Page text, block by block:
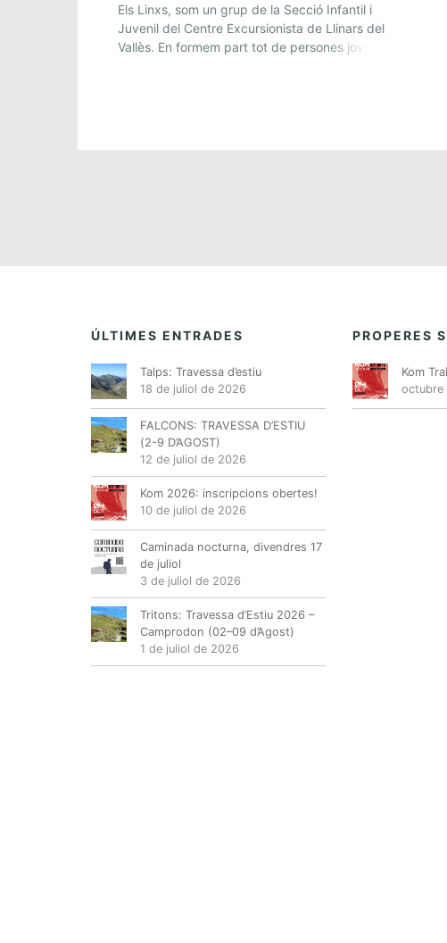
Els Linxs, som un grup de la Secció Infantil i
Juvenil del Centre Excursionista de Llinars del
Vallès. En formem part tot de persones joves
ÚLTIMES ENTRADES
Talps: Travessa d’estiu
18 de juliol de 2026
FALCONS: TRAVESSA D’ESTIU
(2-9 D’AGOST)
12 de juliol de 2026
Kom 2026: inscripcions obertes!
10 de juliol de 2026
Caminada nocturna, divendres 17
de juliol
3 de juliol de 2026
Tritons: Travessa d’Estiu 2026 –
Camprodon (02–09 d’Agost)
1 de juliol de 2026
PROPERES
Kom